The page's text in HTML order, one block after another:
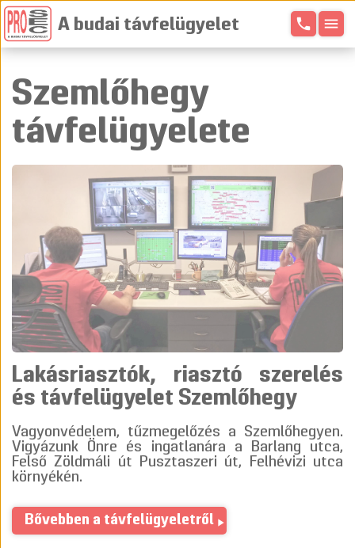
A budai távfelügyelet phone menu
Szemlőhegy
távfelügyelete
Lakásriasztók, riasztó szerelés
és távfelügyelet Szemlőhegy
Vagyonvédelem, tűzmegelőzés a Szemlőhegyen.
Vigyázunk Önre és ingatlanára a Barlang utca,
Felső Zöldmáli út Pusztaszeri út, Felhévizi utca
környékén.
Bővebben a távfelügyeletről